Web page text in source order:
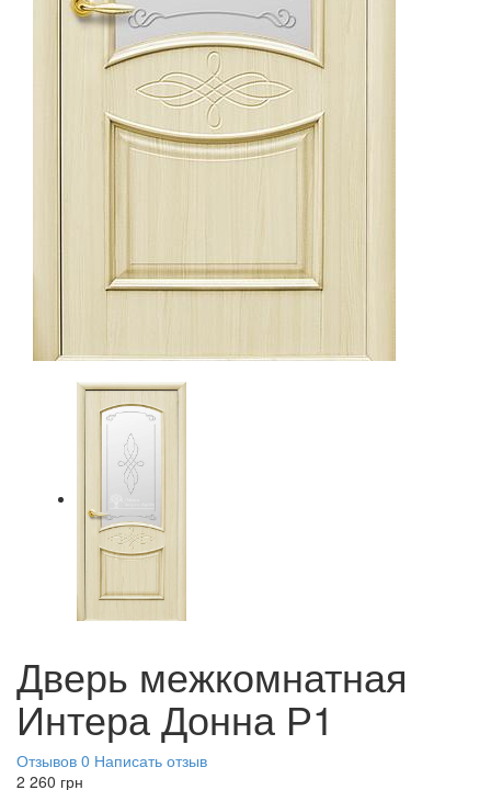
Дверь межкомнатная
Интера Донна Р1
Отзывов 0 Написать отзыв
2 260 грн